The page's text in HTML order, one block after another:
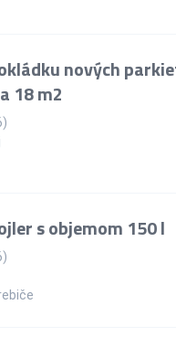
nových
18 m2
s objemom 150 l